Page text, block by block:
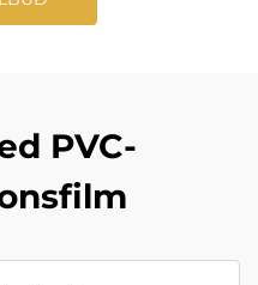
PVC-